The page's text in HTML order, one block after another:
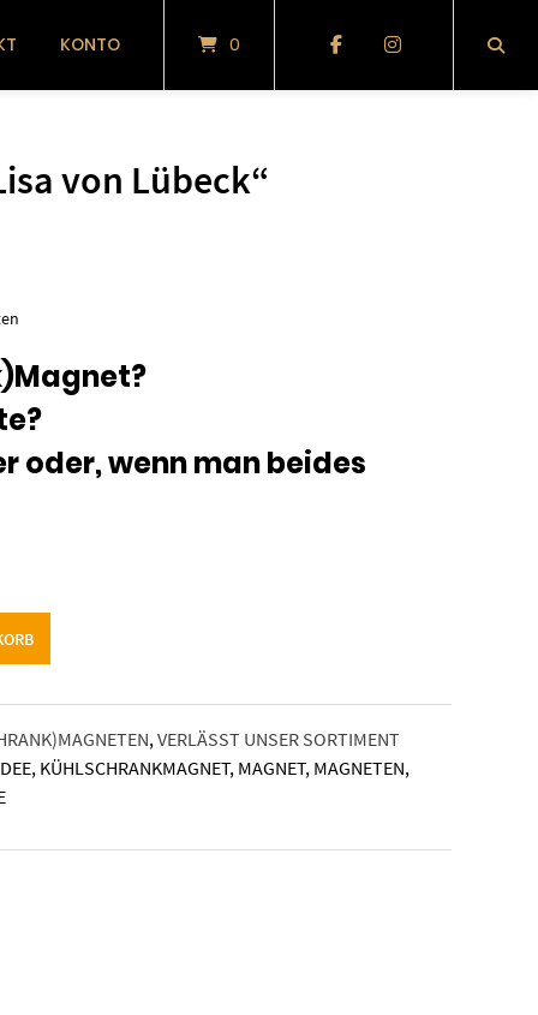
KONTO 0
von Lübeck“
€.
oder, wenn man beides
,VERLÄSST UNSER SORTIMENT
, KÜHLSCHRANKMAGNET, MAGNET, MAGNETEN,